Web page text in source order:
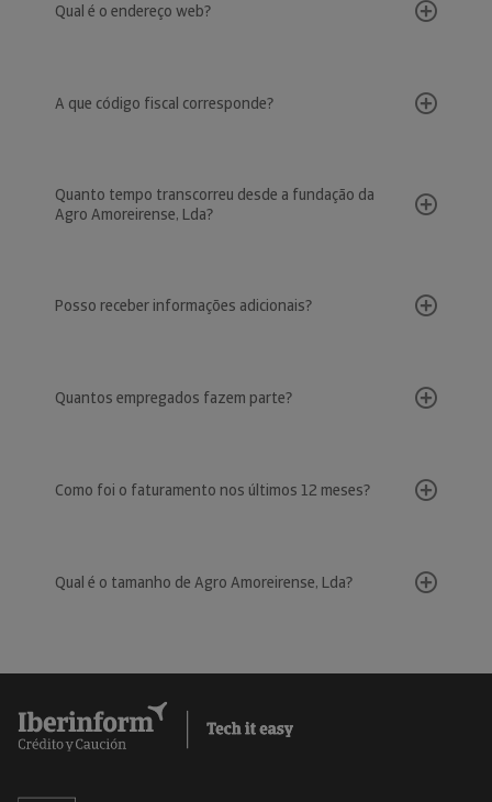
Qual é o endereço web?
A que código fiscal corresponde?
Quanto tempo transcorreu desde a fundação da
Agro Amoreirense, Lda?
Posso receber informações adicionais?
Quantos empregados fazem parte?
Como foi o faturamento nos últimos 12 meses?
Qual é o tamanho de Agro Amoreirense, Lda?